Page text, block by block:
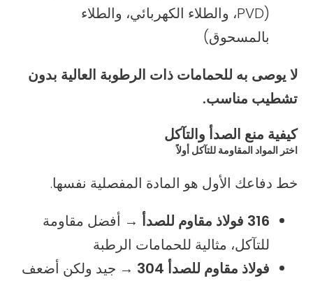
(PVD، والطلاء الكهربائي، والطلاء
بالمسحوق)
لا يوصى به للحمامات ذات الرطوبة العالية بدون
تشطيب مناسب.
كيفية منع الصدأ والتآكل
اختر المواد المقاومة للتآكل أولاً
خط دفاعك الأول هو المادة المفصلية نفسها.
316 فولاذ مقاوم للصدأ
→ أفضل مقاومة
للتآكل، مثالية للحمامات الرطبة
فولاذ مقاوم للصدأ 304
→ جيد ولكن أضعف